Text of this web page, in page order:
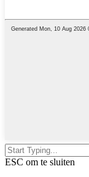
ESC om te sluiten